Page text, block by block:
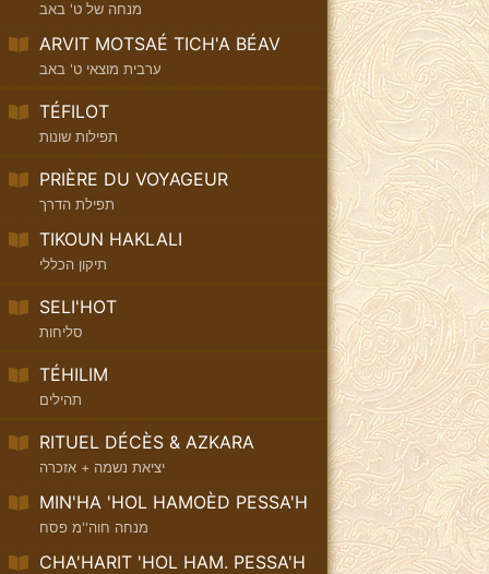
מנחה של ט' באב
ARVIT MOTSAÉ TICH'A BÉAV
ערבית מוצאי ט' באב
TÉFILOT
תפילות שונות
PRIÈRE DU VOYAGEUR
תפילת הדרך
TIKOUN HAKLALI
תיקון הכללי
SELI'HOT
סליחות
TÉHILIM
תהילים
RITUEL DÉCÈS & AZKARA
יציאת נשמה + אזכרה
MIN'HA 'HOL HAMOÈD PESSA'H
מנחה חוה''מ פסח
CHA'HARIT 'HOL HAM. PESSA'H